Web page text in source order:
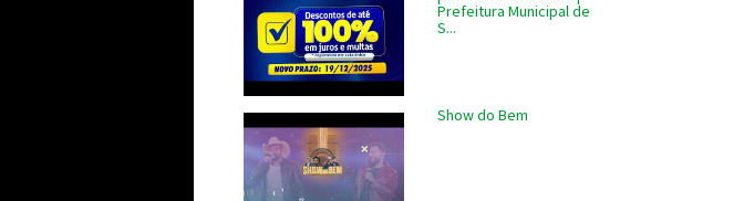
Prefeitura Municipal de
S...
Show do Bem